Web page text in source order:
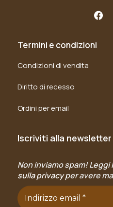
Termini e condizioni
Condizioni di vendita
Diritto di recesso
Ordini per email
Iscriviti alla newsletter
Non inviamo spam! Leggi
sulla privacyper avere